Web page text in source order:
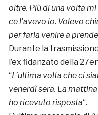
oltre. Più di una volta
ce l’avevo io. Volevo
per farla venire a
Durante la
l’ex fidanzato della
“L’ultima volta che ci
venerdì sera. La
ho ricevuto risposta“.